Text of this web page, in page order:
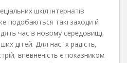
шкіл інтернатів
подобаються такі заходи й
час в новому середовищі,
дітей. Для нас їх радість,
впевненість є показником